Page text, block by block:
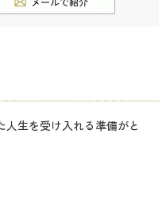
生を受け入れる準備がと